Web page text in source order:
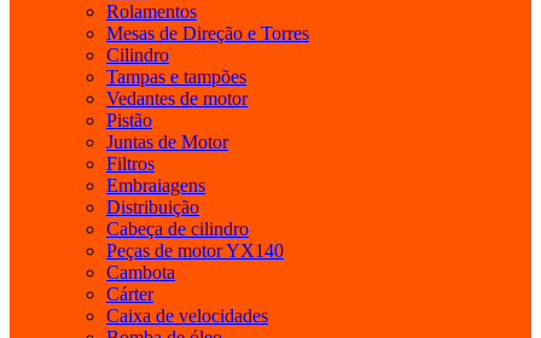
Rolamentos
Mesas de Direção e Torres
Cilindro
Tampas e tampões
Vedantes de motor
Pistão
Juntas de Motor
Filtros
Embraiagens
Distribuição
Cabeça de cilindro
Peças de motor YX140
Cambota
Cárter
Caixa de velocidades